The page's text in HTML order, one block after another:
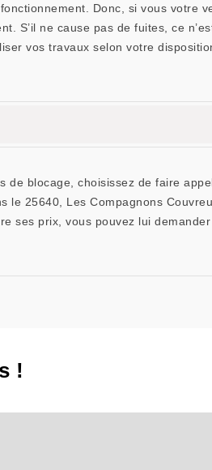
Donc, si vous votre
S’il ne cause pas de fuites, ce
vos travaux selon votre
blocage, choisissez de faire
le 25640, Les Compagnons
ses prix, vous pouvez lui
!